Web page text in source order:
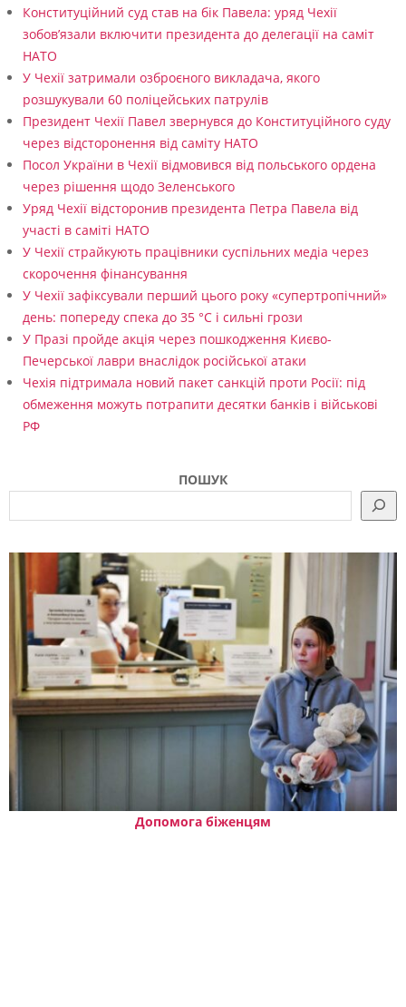
Конституційний суд став на бік Павела: уряд Чехії
зобов’язали включити президента до делегації на саміт
НАТО
У Чехії затримали озброєного викладача, якого
розшукували 60 поліцейських патрулів
Президент Чехії Павел звернувся до Конституційного суду
через відсторонення від саміту НАТО
Посол України в Чехії відмовився від польського ордена
через рішення щодо Зеленського
Уряд Чехії відсторонив президента Петра Павела від
участі в саміті НАТО
У Чехії страйкують працівники суспільних медіа через
скорочення фінансування
У Чехії зафіксували перший цього року «супертропічний»
день: попереду спека до 35 °C і сильні грози
У Празі пройде акція через пошкодження Києво-
Печерської лаври внаслідок російської атаки
Чехія підтримала новий пакет санкцій проти Росії: під
обмеження можуть потрапити десятки банків і військові
РФ
ПОШУК
Допомога біженцям